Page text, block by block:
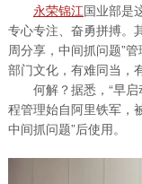
永荣锦江国业部是
专心专注、奋勇拼搏。
周分享，中间抓问题”
部门文化，有难同当，
何解？据悉，“早
程管理始自阿里铁军，
中间抓问题”后使用。